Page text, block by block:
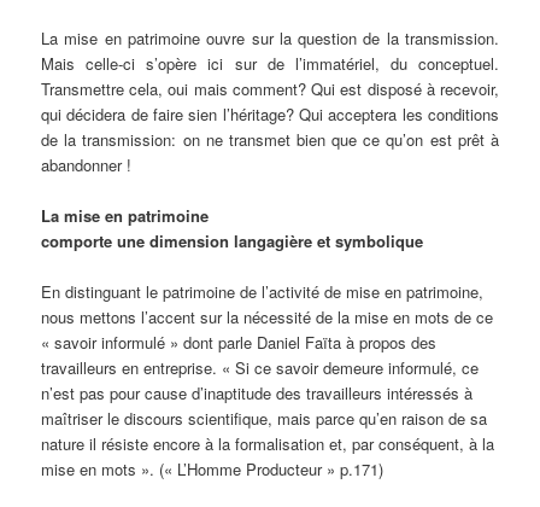
La mise en patrimoine ouvre sur la question de la transmission.
Mais celle-ci s’opère ici sur de l’immatériel, du conceptuel.
Transmettre cela, oui mais comment? Qui est disposé à recevoir,
qui décidera de faire sien l’héritage? Qui acceptera les conditions
de la transmission: on ne transmet bien que ce qu’on est prêt à
abandonner !
La mise en patrimoine
comporte une dimension langagière et symbolique
En distinguant le patrimoine de l’activité de mise en patrimoine,
nous mettons l’accent sur la nécessité de la mise en mots de ce
« savoir informulé » dont parle Daniel Faïta à propos des
travailleurs en entreprise. « Si ce savoir demeure informulé, ce
n’est pas pour cause d’inaptitude des travailleurs intéressés à
maîtriser le discours scientifique, mais parce qu’en raison de sa
nature il résiste encore à la formalisation et, par conséquent, à la
mise en mots ». (« L’Homme Producteur » p.171)